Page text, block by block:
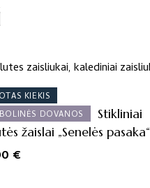
KIEKIS
DOVANOS
Stikliniai
žaislai „Senelės pasaka“
€